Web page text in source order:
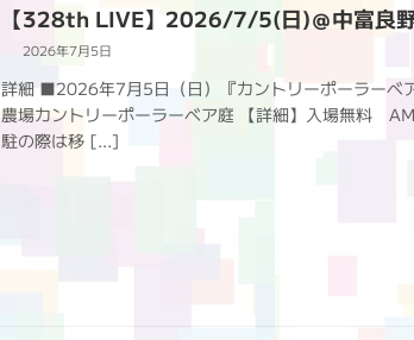
【328th LIVE】2026/7/5(日)＠中富良
2026年7月5日
詳細 ■2026年7月5日（日）『カントリーポーラーベ
農場カントリーポーラーベア庭 【詳細】入場無料
駐の際は移 […]